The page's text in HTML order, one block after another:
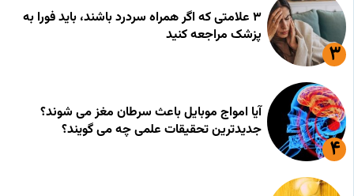
۳ علامتی که اگر همراه سردرد باشند، باید فورا به
پزشک مراجعه کنید
آیا امواج موبایل باعث سرطان مغز می شوند؟
جدیدترین تحقیقات علمی چه می گویند؟